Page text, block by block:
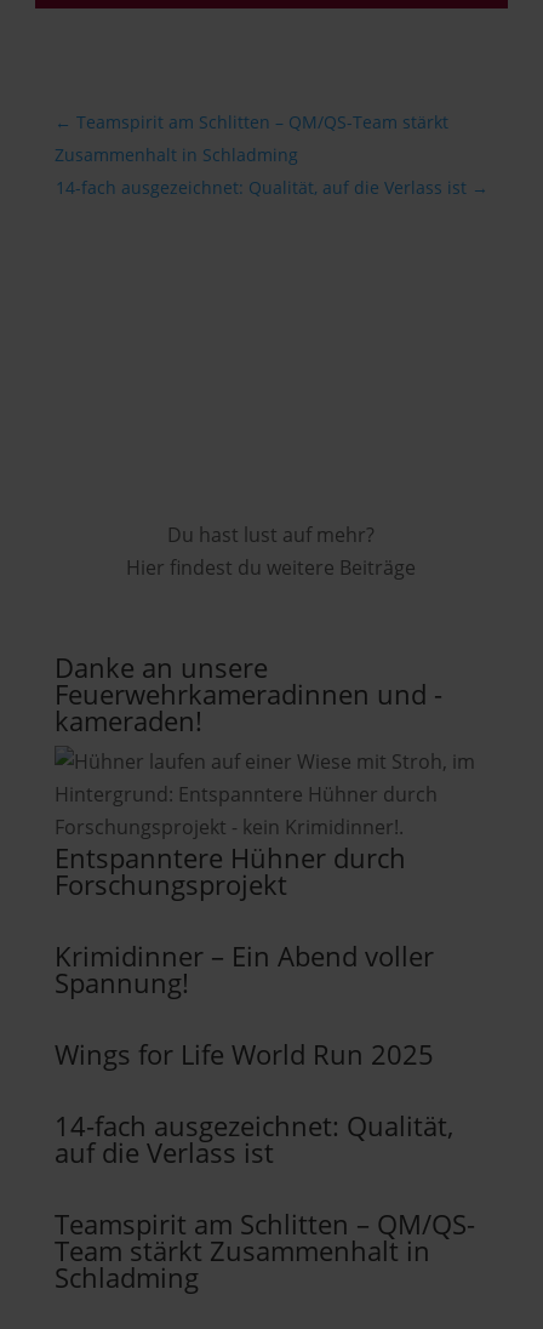
← Teamspirit am Schlitten – QM/QS-Team stärkt
Zusammenhalt in Schladming
14-fach ausgezeichnet: Qualität, auf die Verlass ist →
Du hast lust auf mehr?
Hier findest du weitere Beiträge
Danke an unsere
Feuerwehrkameradinnen und -
kameraden!
Entspanntere Hühner durch
Forschungsprojekt
Krimidinner – Ein Abend voller
Spannung!
Wings for Life World Run 2025
14-fach ausgezeichnet: Qualität,
auf die Verlass ist
Teamspirit am Schlitten – QM/QS-
Team stärkt Zusammenhalt in
Schladming